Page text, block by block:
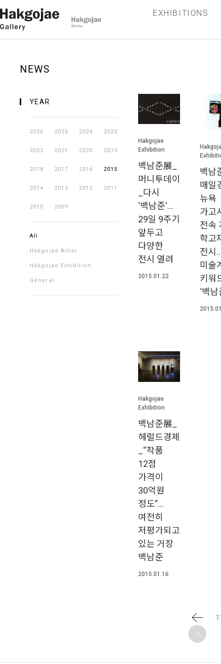
EXHIBITIONS
NEWS
YEAR
2026 2025 2024 2023
2022 2021 2020 2019
2018 2017 2016 2015
2014 2013 2012 2011
2010 2009
All
Hakgojae Artist
Hakgojae Exhibition
General
Hakgojae
Exhibition
백남준展_
머니투데이
_다시
'백남준'…
29일 9주기
앞두고
다양한
전시 열려
2015.01.22
백남
매일
뉴욕
가고
전속
학고
전시
미술
키워
‘백남
Hakgojae
Exhibition
백남준展_
헤럴드경제
_“작품
12점
가격이
30억원
정도”…
여전히
저평가되고
있는 거장
백남준
2015.01.16